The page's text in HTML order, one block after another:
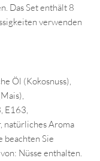
Das Set enthält 8
verwenden
Öl (Kokosnuss),
E163,
natürliches Aroma
beachten Sie
Nüsse enthalten.